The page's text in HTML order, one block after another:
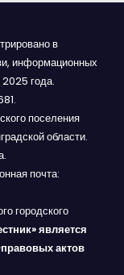
в
информационных
года.
поселения
области.
почта:
городского
является
актов